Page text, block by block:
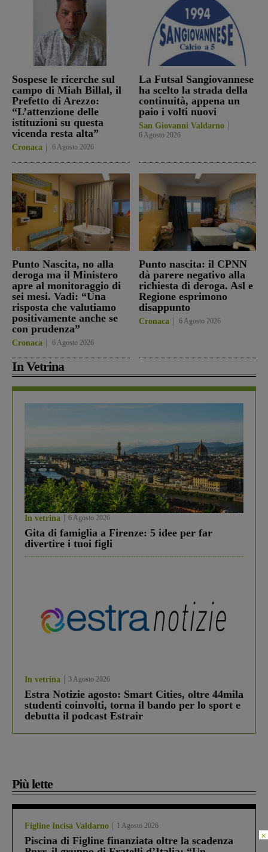
Sospese le ricerche sul
campo di Miah Billal, il
Prefetto di Arezzo:
“L’attenzione delle
istituzioni su questa
vicenda resta alta”
Cronaca 6 Agosto 2026
La Futsal Sangiovannese
ha scelto la strada della
continuità, appena un
paio i volti nuovi
San Giovanni Valdarno
6 Agosto 2026
Punto Nascita, no alla
deroga ma il Ministero
apre al monitoraggio di
sei mesi. Vadi: “Una
risposta che valutiamo
positivamente anche se
con prudenza”
Cronaca 6 Agosto 2026
Punto nascita: il CPNN
dà parere negativo alla
richiesta di deroga. Asl e
Regione esprimono
disappunto
Cronaca 6 Agosto 2026
In Vetrina
In vetrina 6 Agosto 2026
Gita di famiglia a Firenze: 5 idee per far
divertire i tuoi figli
In vetrina 3 Agosto 2026
Estra Notizie agosto: Smart Cities, oltre 44mila
studenti coinvolti, torna il bando per lo sport e
debutta il podcast Estrair
Più lette
Figline Incisa Valdarno 1 Agosto 2026
Piscina di Figline finanziata oltre la scadenza
×